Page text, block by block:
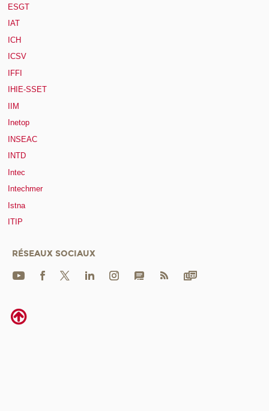
ESGT
IAT
ICH
ICSV
IFFI
IHIE-SSET
IIM
Inetop
INSEAC
INTD
Intec
Intechmer
Istna
ITIP
RÉSEAUX SOCIAUX